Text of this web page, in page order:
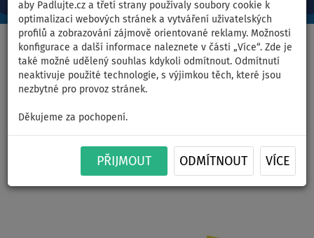
aby Padlujte.cz a třetí strany používaly soubory cookie k
optimalizaci webových stránek a vytváření uživatelských
profilů a zobrazování zájmově orientované reklamy. Možnosti
konfigurace a další informace naleznete v části „Více“. Zde je
také možné udělený souhlas kdykoli odmítnout. Odmítnutí
neaktivuje použité technologie, s výjimkou těch, které jsou
nezbytné pro provoz stránek.
Děkujeme za pochopení.
PŘIJMOUT ODMÍTNOUT VÍCE
Domů >Příslušenství >Záchranné pomůcky >Plovací vesty
Plovací vesta SPINERA
Universal Nylon 2 50N - barva:
modrožlutá